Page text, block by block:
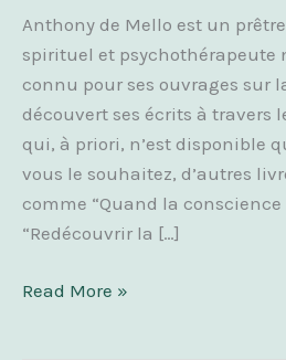
Anthony de Mello est un
spirituel et psychothérapeute
connu pour ses ouvrages sur
découvert ses écrits à travers
qui, à priori, n’est disponible
vous le souhaitez, d’autres
comme “Quand la conscience
“Redécouvrir la […]
Read More »